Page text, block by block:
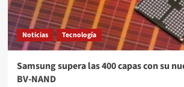
Noticias Tecnología
Samsung supera las 400 capas con su
BV-NAND